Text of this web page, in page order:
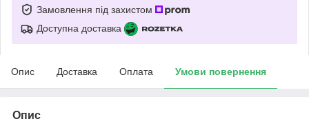
Замовлення під захистом
Доступна доставка
Опис Доставка Оплата Умови повернення
Опис